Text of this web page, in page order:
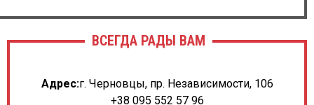
технології кратно покращують сірошкальну та
доплерівську візуалізацію.
10.05.2023
ВСЕГДА РАДЫ ВАМ
Адрес:г. Черновцы, пр. Независимости, 106
+38 095 552 57 96